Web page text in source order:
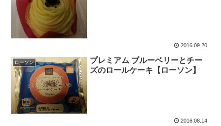
2016.09.20
ローソン
プレミアム ブルーベリーとチー
ズのロールケーキ【ローソン】
2016.08.14